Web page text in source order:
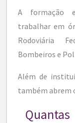
A formação
trabalhar em
Rodoviária
Bombeiros e
Além de
também abrem